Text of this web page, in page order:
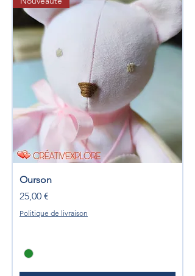
Ourson
Precio
25,00 €
Politique de livraison